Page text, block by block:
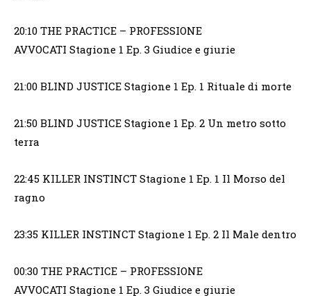
20:10 THE PRACTICE – PROFESSIONE
AVVOCATI Stagione 1 Ep. 3 Giudice e giurie
21:00 BLIND JUSTICE Stagione 1 Ep. 1 Rituale di morte
21:50 BLIND JUSTICE Stagione 1 Ep. 2 Un metro sotto
terra
22:45 KILLER INSTINCT Stagione 1 Ep. 1 Il Morso del
ragno
23:35 KILLER INSTINCT Stagione 1 Ep. 2 Il Male dentro
00:30 THE PRACTICE – PROFESSIONE
AVVOCATI Stagione 1 Ep. 3 Giudice e giurie